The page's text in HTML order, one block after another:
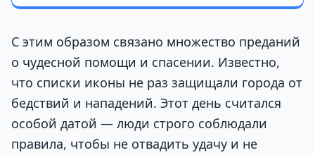
С этим образом связано множество преданий
о чудесной помощи и спасении. Известно,
что списки иконы не раз защищали города от
бедствий и нападений. Этот день считался
особой датой — люди строго соблюдали
правила, чтобы не отвадить удачу и не